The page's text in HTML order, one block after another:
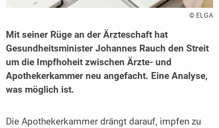
© ELGA
Mit seiner Rüge an der Ärzteschaft hat
Gesundheitsminister Johannes Rauch den Streit
um die Impfhoheit zwischen Ärzte- und
Apothekerkammer neu angefacht. Eine Analyse,
was möglich ist.
Die Apothekerkammer drängt darauf, impfen zu